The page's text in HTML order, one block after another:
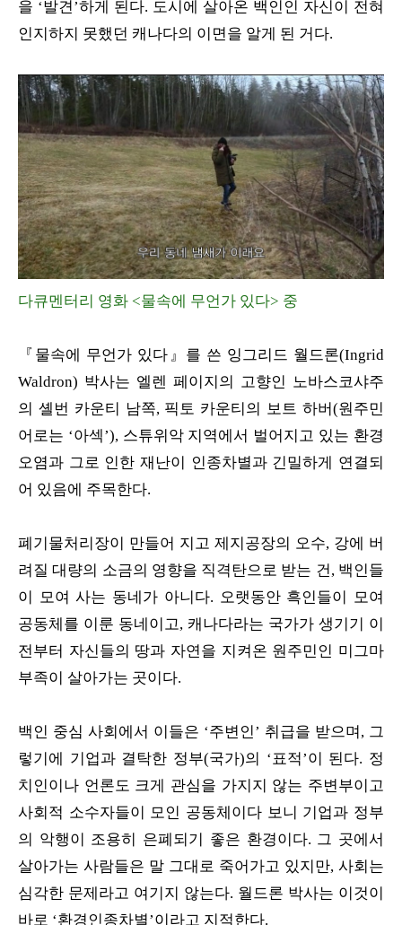
을 ‘발견’하게 된다. 도시에 살아온 백인인 자신이 전혀
인지하지 못했던 캐나다의 이면을 알게 된 거다.
다큐멘터리 영화 <물속에 무언가 있다> 중
『물속에 무언가 있다』를 쓴 잉그리드 월드론(Ingrid
Waldron) 박사는 엘렌 페이지의 고향인 노바스코샤주
의 셸번 카운티 남쪽, 픽토 카운티의 보트 하버(원주민
어로는 ‘아섹’), 스튜위악 지역에서 벌어지고 있는 환경
오염과 그로 인한 재난이 인종차별과 긴밀하게 연결되
어 있음에 주목한다.
폐기물처리장이 만들어 지고 제지공장의 오수, 강에 버
려질 대량의 소금의 영향을 직격탄으로 받는 건, 백인들
이 모여 사는 동네가 아니다. 오랫동안 흑인들이 모여
공동체를 이룬 동네이고, 캐나다라는 국가가 생기기 이
전부터 자신들의 땅과 자연을 지켜온 원주민인 미그마
부족이 살아가는 곳이다.
백인 중심 사회에서 이들은 ‘주변인’ 취급을 받으며, 그
렇기에 기업과 결탁한 정부(국가)의 ‘표적’이 된다. 정
치인이나 언론도 크게 관심을 가지지 않는 주변부이고
사회적 소수자들이 모인 공동체이다 보니 기업과 정부
의 악행이 조용히 은폐되기 좋은 환경이다. 그 곳에서
살아가는 사람들은 말 그대로 죽어가고 있지만, 사회는
심각한 문제라고 여기지 않는다. 월드론 박사는 이것이
바로 ‘환경인종차별’이라고 지적한다.